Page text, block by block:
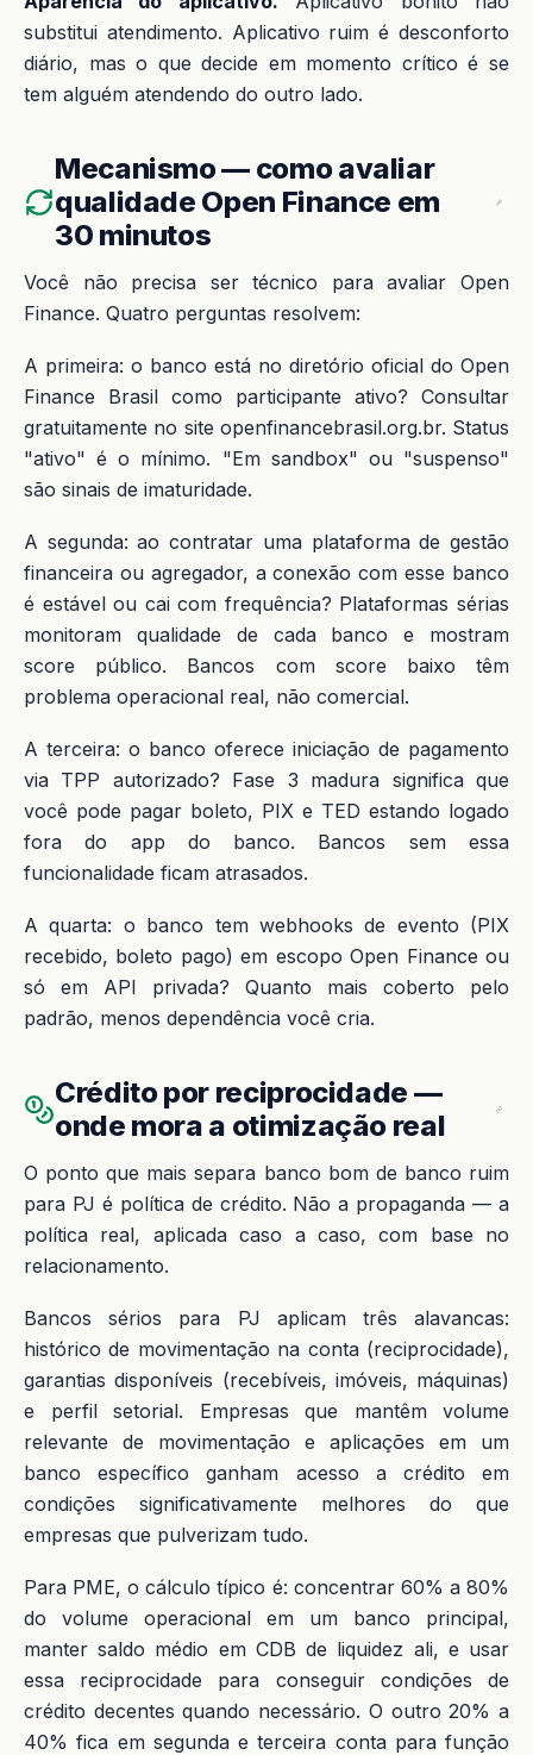
substitui atendimento. Aplicativo ruim é desconforto
diário, mas o que decide em momento crítico é se
tem alguém atendendo do outro lado.
Mecanismo — como avaliar
qualidade Open Finance em
30 minutos
Você não precisa ser técnico para avaliar Open
Finance. Quatro perguntas resolvem:
A primeira: o banco está no diretório oficial do Open
Finance Brasil como participante ativo? Consultar
gratuitamente no site openfinancebrasil.org.br. Status
"ativo" é o mínimo. "Em sandbox" ou "suspenso"
são sinais de imaturidade.
A segunda: ao contratar uma plataforma de gestão
financeira ou agregador, a conexão com esse banco
é estável ou cai com frequência? Plataformas sérias
monitoram qualidade de cada banco e mostram
score público. Bancos com score baixo têm
problema operacional real, não comercial.
A terceira: o banco oferece iniciação de pagamento
via TPP autorizado? Fase 3 madura significa que
você pode pagar boleto, PIX e TED estando logado
fora do app do banco. Bancos sem essa
funcionalidade ficam atrasados.
A quarta: o banco tem webhooks de evento (PIX
recebido, boleto pago) em escopo Open Finance ou
só em API privada? Quanto mais coberto pelo
padrão, menos dependência você cria.
Crédito por reciprocidade —
onde mora a otimização real
O ponto que mais separa banco bom de banco ruim
para PJ é política de crédito. Não a propaganda — a
política real, aplicada caso a caso, com base no
relacionamento.
Bancos sérios para PJ aplicam três alavancas:
histórico de movimentação na conta (reciprocidade),
garantias disponíveis (recebíveis, imóveis, máquinas)
e perfil setorial. Empresas que mantêm volume
relevante de movimentação e aplicações em um
banco específico ganham acesso a crédito em
condições significativamente melhores do que
empresas que pulverizam tudo.
Para PME, o cálculo típico é: concentrar 60% a 80%
do volume operacional em um banco principal,
manter saldo médio em CDB de liquidez ali, e usar
essa reciprocidade para conseguir condições de
crédito decentes quando necessário. O outro 20% a
40% fica em segunda e terceira conta para função